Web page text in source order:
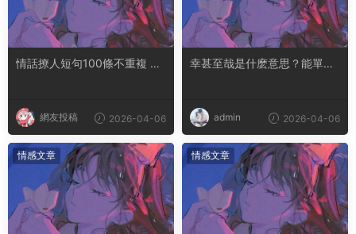
情話撩人短句100條不重複 土
網友投稿 2026-04-06
幸甚至哉是什麽意思？能單獨
admin 2026-04-06
情感文章 情感文章